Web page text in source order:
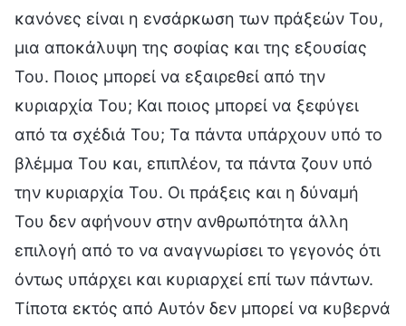
κανόνες είναι η ενσάρκωση των πράξεών Του,
μια αποκάλυψη της σοφίας και της εξουσίας
Του. Ποιος μπορεί να εξαιρεθεί από την
κυριαρχία Του; Και ποιος μπορεί να ξεφύγει
από τα σχέδιά Του; Τα πάντα υπάρχουν υπό το
βλέμμα Του και, επιπλέον, τα πάντα ζουν υπό
την κυριαρχία Του. Οι πράξεις και η δύναμή
Του δεν αφήνουν στην ανθρωπότητα άλλη
επιλογή από το να αναγνωρίσει το γεγονός ότι
όντως υπάρχει και κυριαρχεί επί των πάντων.
Τίποτα εκτός από Αυτόν δεν μπορεί να κυβερνά